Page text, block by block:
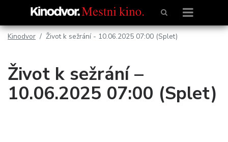
Kinodvor Život k sežrání - 10.06.2025 07:00 (Splet)
Život k sežrání –
10.06.2025 07:00 (Splet)